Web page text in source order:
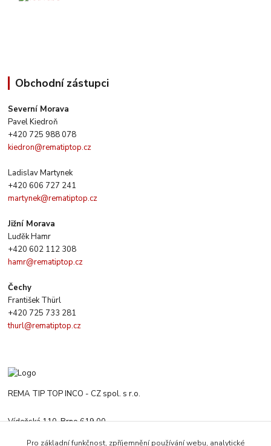
Obchodní zástupci
Severní Morava
Pavel Kiedroň
+420 725 988 078
kiedron@rematiptop.cz
Ladislav Martynek
+420 606 727 241
martynek@rematiptop.cz
Jižní Morava
Luďěk Hamr
+420 602 112 308
hamr@rematiptop.cz
Čechy
František Thürl
+420 725 733 281
thurl@rematiptop.cz
REMA TIP TOP INCO - CZ spol. s r.o.
Vídeňská 110, Brno 619 00
Pro základní funkčnost, zpříjemnění používání webu, analytické